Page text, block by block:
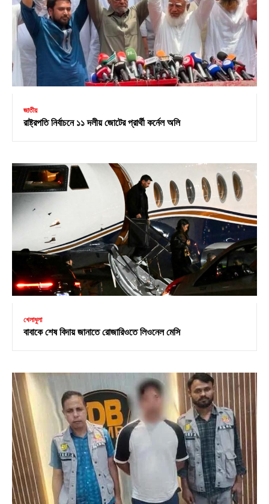
জাতীয়
রাষ্ট্রপতি নির্বাচনে ১১ দলীয় জোটের প্রার্থী কর্নেল অলি
খেলাধুলা
বাবাকে শেষ বিদায় জানাতে রোজারিওতে লিওনেল মেসি